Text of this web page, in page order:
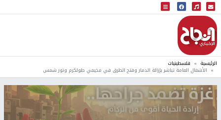
البث المباشر
إذاعة النجاح
الرئيسية فلسطينيات
الأشغال العامة تباشر بإزالة الدمار وفتح الطرق في مخيمي طولكرم ونور شمس